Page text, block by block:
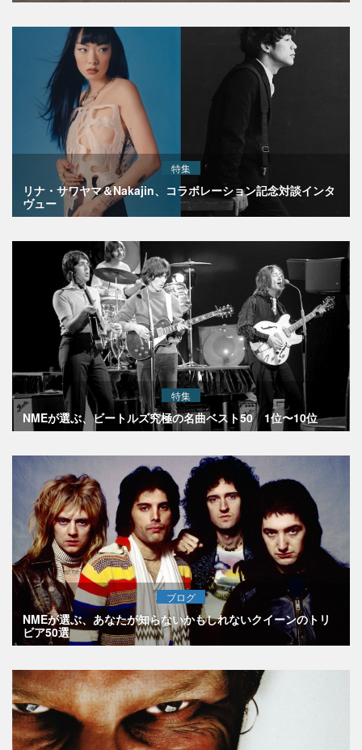
特集
リナ・サワヤマ＆Nakajin、コラボレーション記念対談インタ
ヴュー
特集
NMEが選ぶ、ビートルズ究極の名曲ベスト50 1位〜10位
ブログ
NMEが選ぶ、あなたが知らないかもしれないクイーンのトリ
ビア50選